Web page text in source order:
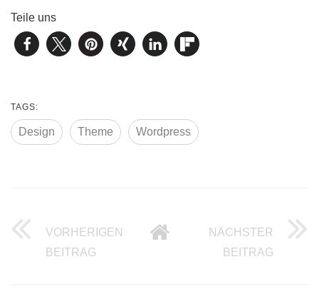
Teile uns
TAGS:
Design Theme Wordpress
VORHERIGEN
BEITRAG ABMAHN WELLE AN
NÄCHSTER
BEITRAG